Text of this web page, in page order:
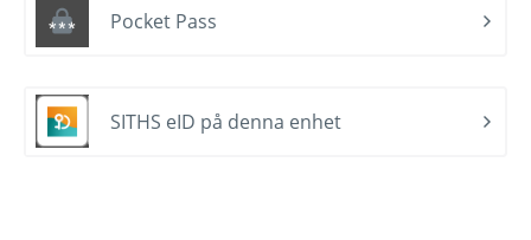
Pocket Pass
SITHS eID på denna enhet